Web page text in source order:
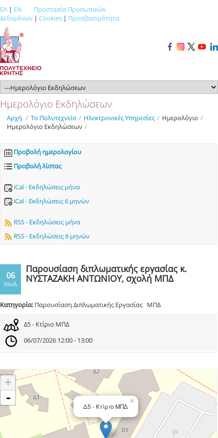
ΕΛ | EN
Προστασία Προσωπικών
Δεδομένων | Cookies | Προσβασιμότητα
Ημερολόγιο Εκδηλώσεων
Αρχή / Το Πολυτεχνείο / Ηλεκτρονικές Υπηρεσίες / Ημερολόγιο /
Ημερολόγιο Εκδηλώσεων /
Προβολή ημερολογίου
Προβολή λίστας
iCal - Εκδηλώσεις μήνα
iCal - Εκδηλώσεις 6 μηνών
RSS - Εκδηλώσεις μήνα
RSS - Εκδηλώσεις 6 μηνών
06
Ιουλ
Παρουσίαση διπλωματικής εργασίας κ.
ΝΥΣΤΑΖΑΚΗ ΑΝΤΩΝΙΟΥ, σχολή ΜΠΔ
Κατηγορία: Παρουσίαση Διπλωματικής Εργασίας ΜΠΔ
Δ5 - Κτίριο ΜΠΔ
06/07/2026 12:00 - 13:00
×
Δ5 - Κτίριο ΜΠΔ
+
-